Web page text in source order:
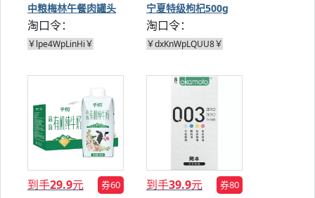
中粮梅林午餐肉罐头
198g*3罐
淘口令：
￥lpe4WpLinHi￥
宁夏特级枸杞500g
淘口令：
￥dxKnWpLQUU8￥
到手29.9元 券60 到手39.9元 券80